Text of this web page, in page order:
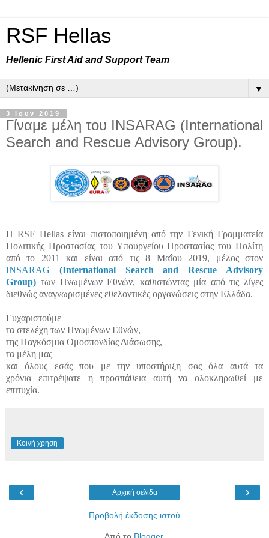
RSF Hellas
Hellenic First Aid and Support Team
▼
3 Ιουν 2019
Γίναμε μέλη του INSARAG (International
Search and Rescue Advisory Group).
Η RSF Hellas είναι πιστοποιημένη από την Γενική Γραμματεία
Πολιτικής Προστασίας του Υπουργείου Προστασίας του Πολίτη
από το 2011 και είναι από τις 8 Μαΐου 2019, μέλος στον
INSARAG (International Search and Rescue Advisory
Group) των Ηνωμένων Εθνών, καθιστώντας μία από τις λίγες
διεθνώς αναγνωρισμένες εθελοντικές οργανώσεις στην Ελλάδα.
Ευχαριστούμε
τα στελέχη των Ηνωμένων Εθνών,
της Παγκόσμια Ομοσπονδίας Διάσωσης,
τα μέλη μας
και όλους εσάς που με την υποστήριξη σας όλα αυτά τα
χρόνια επιτρέψατε η προσπάθεια αυτή να ολοκληρωθεί με
επιτυχία.
Κοινή χρήση
‹ ›
Αρχική σελίδα
Προβολή έκδοσης ιστού
Από το Blogger.